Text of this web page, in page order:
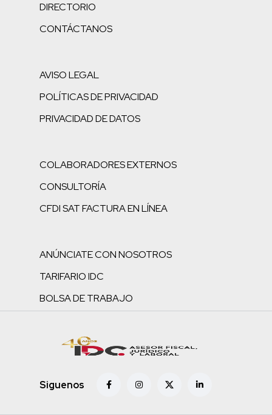
DIRECTORIO
CONTÁCTANOS
AVISO LEGAL
POLÍTICAS DE PRIVACIDAD
PRIVACIDAD DE DATOS
COLABORADORES EXTERNOS
CONSULTORÍA
CFDI SAT FACTURA EN LÍNEA
ANÚNCIATE CON NOSOTROS
TARIFARIO IDC
BOLSA DE TRABAJO
Siguenos